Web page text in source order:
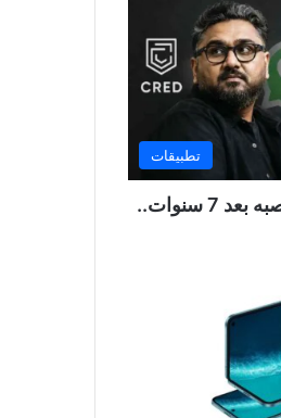
تطبيقات
رئيس واتساب يغادر منصبه بعد 7 سنوات..